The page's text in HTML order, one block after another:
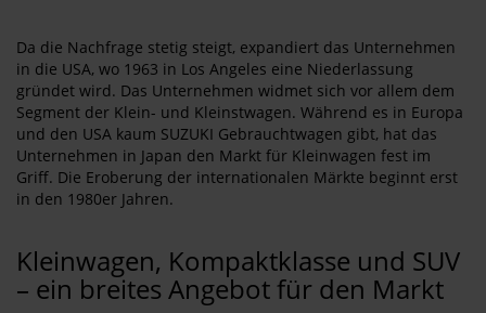
Da die Nachfrage stetig steigt, expandiert das Unternehmen
in die USA, wo 1963 in Los Angeles eine Niederlassung
gründet wird. Das Unternehmen widmet sich vor allem dem
Segment der Klein- und Kleinstwagen. Während es in Europa
und den USA kaum SUZUKI Gebrauchtwagen gibt, hat das
Unternehmen in Japan den Markt für Kleinwagen fest im
Griff. Die Eroberung der internationalen Märkte beginnt erst
in den 1980er Jahren.
Kleinwagen, Kompaktklasse und SUV
– ein breites Angebot für den Markt